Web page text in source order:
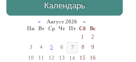
Календарь
« Август 2026 »
Пн
Вт Ср Чт Пт Сб
Вс
1
2
3
4 5 6 7 8
9
10
11 12 13 14 15 16